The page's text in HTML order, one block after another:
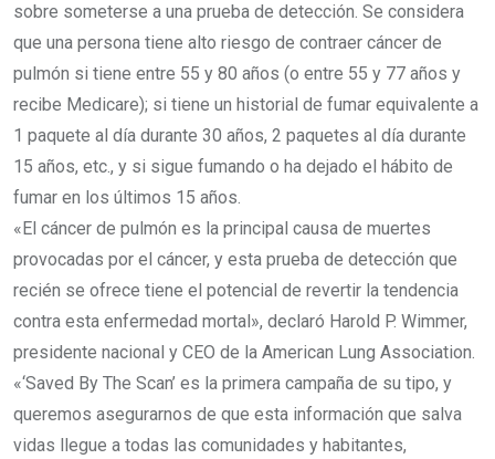
sobre someterse a una prueba de detección. Se considera
que una persona tiene alto riesgo de contraer cáncer de
pulmón si tiene entre 55 y 80 años (o entre 55 y 77 años y
recibe Medicare); si tiene un historial de fumar equivalente a
1 paquete al día durante 30 años, 2 paquetes al día durante
15 años, etc., y si sigue fumando o ha dejado el hábito de
fumar en los últimos 15 años.
«El cáncer de pulmón es la principal causa de muertes
provocadas por el cáncer, y esta prueba de detección que
recién se ofrece tiene el potencial de revertir la tendencia
contra esta enfermedad mortal», declaró Harold P. Wimmer,
presidente nacional y CEO de la American Lung Association.
«‘Saved By The Scan’ es la primera campaña de su tipo, y
queremos asegurarnos de que esta información que salva
vidas llegue a todas las comunidades y habitantes,